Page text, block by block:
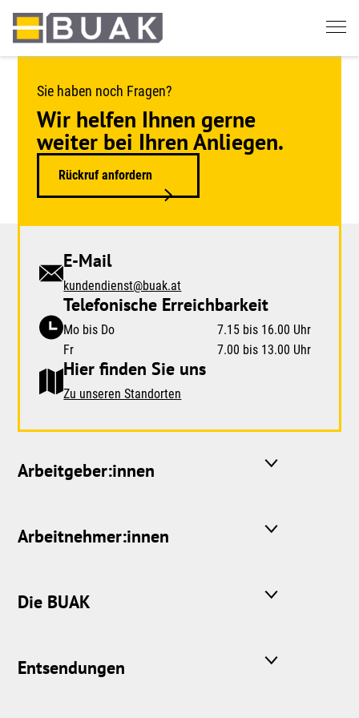
Springe
zum
Sie haben noch Fragen?
Wir helfen Ihnen gerne
weiter bei Ihren Anliegen.
Rückruf anfordern
E-Mail
kundendienst@buak.at
Telefonische Erreichbarkeit
Mo bis Do
7.15 bis 16.00 Uhr
Fr
7.00 bis 13.00 Uhr
Hier finden Sie uns
Zu unseren Standorten
Arbeitgeber:innen
Arbeitnehmer:innen
Die BUAK
Entsendungen